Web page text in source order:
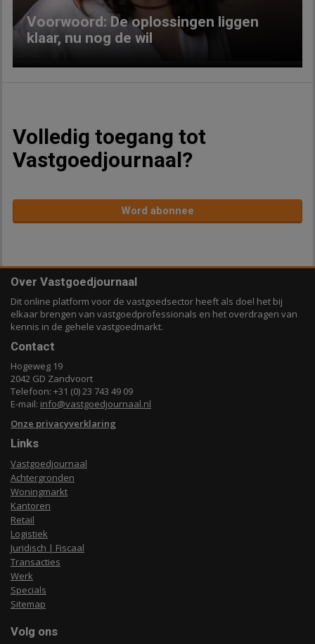
Voorwoord: De oplossingen liggen
klaar, nu nog de wil
Volledig toegang tot
Vastgoedjournaal?
Word abonnee
Over Vastgoedjournaal
Dit online platform voor de vastgoedsector heeft als doel het bij
elkaar brengen van vastgoedprofessionals en het overdragen van
kennis in de gehele vastgoedmarkt.
Contact
Hogeweg 19
2042 GD Zandvoort
Telefoon: +31 (0) 23 743 49 09
E-mail: info@vastgoedjournaal.nl
Onze privacyverklaring
Links
Vastgoedjournaal
Achtergronden
Woningmarkt
Kantoren
Retail
Logistiek
Juridisch | Fiscaal
Transacties
Werk
Specials
Sitemap
Volg ons